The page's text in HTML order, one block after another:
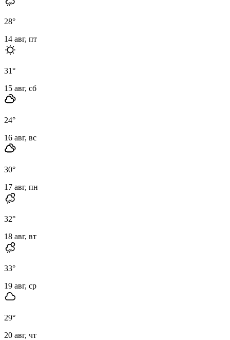
28°
14 авг, пт
31°
15 авг, сб
24°
16 авг, вс
30°
17 авг, пн
32°
18 авг, вт
33°
19 авг, ср
29°
20 авг, чт